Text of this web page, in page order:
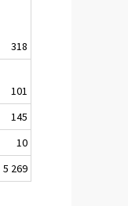
318
101
145
10
5 269